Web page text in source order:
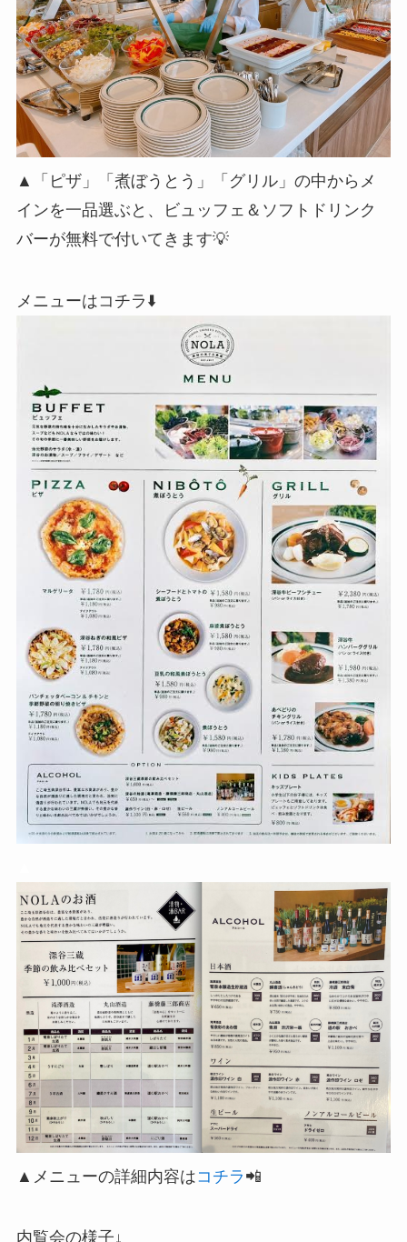
▲「ピザ」「煮ぼうとう」「グリル」の中からメ
インを一品選ぶと、ビュッフェ＆ソフトドリンク
バーが無料で付いてきます💡
メニューはコチラ⬇️
▲メニューの詳細内容はコチラ 📲
内覧会の様子↓